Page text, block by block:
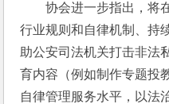
协会进一步指出，将
行业规则和自律机制、持
助公安司法机关打击非法
育内容（例如制作专题投
自律管理服务水平，以法